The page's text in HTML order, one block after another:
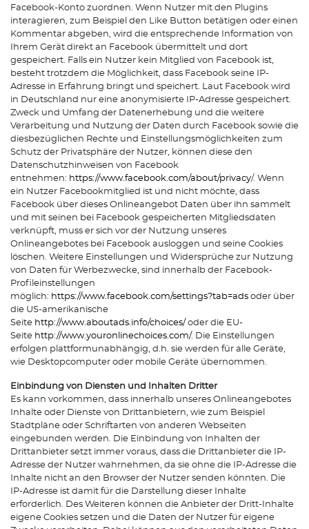
Facebook-Konto zuordnen. Wenn Nutzer mit den Plugins
interagieren, zum Beispiel den Like Button betätigen oder einen
Kommentar abgeben, wird die entsprechende Information von
Ihrem Gerät direkt an Facebook übermittelt und dort
gespeichert. Falls ein Nutzer kein Mitglied von Facebook ist,
besteht trotzdem die Möglichkeit, dass Facebook seine IP-
Adresse in Erfahrung bringt und speichert. Laut Facebook wird
in Deutschland nur eine anonymisierte IP-Adresse gespeichert.
Zweck und Umfang der Datenerhebung und die weitere
Verarbeitung und Nutzung der Daten durch Facebook sowie die
diesbezüglichen Rechte und Einstellungsmöglichkeiten zum
Schutz der Privatsphäre der Nutzer, können diese den
Datenschutzhinweisen von Facebook
entnehmen: https://www.facebook.com/about/privacy/. Wenn
ein Nutzer Facebookmitglied ist und nicht möchte, dass
Facebook über dieses Onlineangebot Daten über ihn sammelt
und mit seinen bei Facebook gespeicherten Mitgliedsdaten
verknüpft, muss er sich vor der Nutzung unseres
Onlineangebotes bei Facebook ausloggen und seine Cookies
löschen. Weitere Einstellungen und Widersprüche zur Nutzung
von Daten für Werbezwecke, sind innerhalb der Facebook-
Profileinstellungen
möglich: https://www.facebook.com/settings?tab=ads oder über
die US-amerikanische
Seite http://www.aboutads.info/choices/ oder die EU-
Seite http://www.youronlinechoices.com/. Die Einstellungen
erfolgen plattformunabhängig, d.h. sie werden für alle Geräte,
wie Desktopcomputer oder mobile Geräte übernommen.
Einbindung von Diensten und Inhalten Dritter
Es kann vorkommen, dass innerhalb unseres Onlineangebotes
Inhalte oder Dienste von Drittanbietern, wie zum Beispiel
Stadtpläne oder Schriftarten von anderen Webseiten
eingebunden werden. Die Einbindung von Inhalten der
Drittanbieter setzt immer voraus, dass die Drittanbieter die IP-
Adresse der Nutzer wahrnehmen, da sie ohne die IP-Adresse die
Inhalte nicht an den Browser der Nutzer senden könnten. Die
IP-Adresse ist damit für die Darstellung dieser Inhalte
erforderlich. Des Weiteren können die Anbieter der Dritt-Inhalte
eigene Cookies setzen und die Daten der Nutzer für eigene